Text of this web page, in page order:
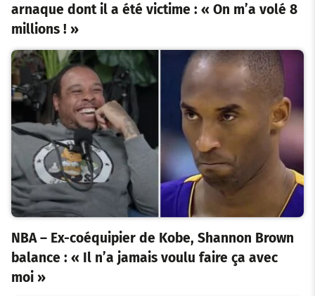
arnaque dont il a été victime : « On m’a volé 8
millions ! »
NBA – Ex-coéquipier de Kobe, Shannon Brown
balance : « Il n’a jamais voulu faire ça avec
moi »